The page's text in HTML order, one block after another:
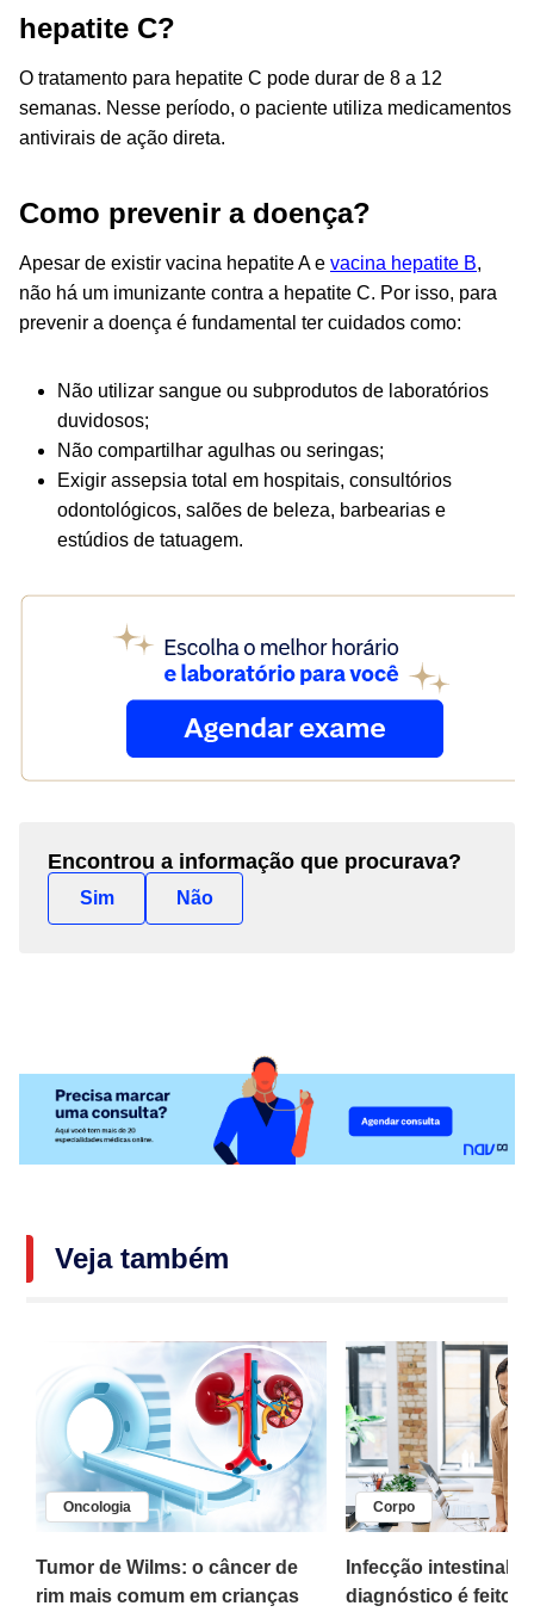
hepatite C?
O tratamento para hepatite C pode durar de 8 a 12
semanas. Nesse período, o paciente utiliza medicamentos
antivirais de ação direta.
Como prevenir a doença?
Apesar de existir vacina hepatite A e vacina hepatite B,
não há um imunizante contra a hepatite C. Por isso, para
prevenir a doença é fundamental ter cuidados como:
Não utilizar sangue ou subprodutos de laboratórios
duvidosos;
Não compartilhar agulhas ou seringas;
Exigir assepsia total em hospitais, consultórios
odontológicos, salões de beleza, barbearias e
estúdios de tatuagem.
Encontrou a informação que procurava?
Sim Não
Veja também
Oncologia
Tumor de Wilms: o câncer de
rim mais comum em crianças
Corpo
Infecção intestinal
diagnóstico é feito